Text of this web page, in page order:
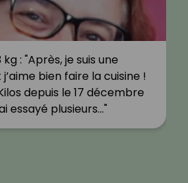
kg : "Après, je suis une
bien faire la cuisine !
depuis le 17 décembre
essayé plusieurs…"